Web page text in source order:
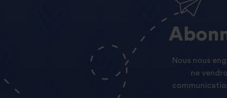
Nous nous
ne